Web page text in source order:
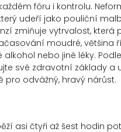
fóru i kontrolu.
udeří jako pouliční
zmiňuje vytrvalost, která
moudré, většina
nebo jiné léky.
své zdravotní základy a
pro odvážný, hravý nárůst.
asi čtyři až šest hodin